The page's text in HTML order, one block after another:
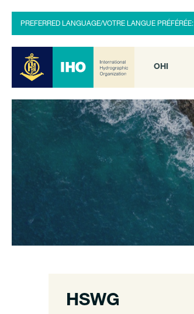
PREFERRED LANGUAGE/VOTRE LANGUE PRÉFÉRÉE:
OHI
OHI
HSWG